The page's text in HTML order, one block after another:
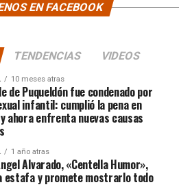
EN FACEBOOK
TENDENCIAS VIDEOS
10 meses atras
de Puqueldón fue condenado por
infantil: cumplió la pena en
ahora enfrenta nuevas causas
1 año atras
Alvarado, «Centella Humor»,
estafa y promete mostrarlo todo